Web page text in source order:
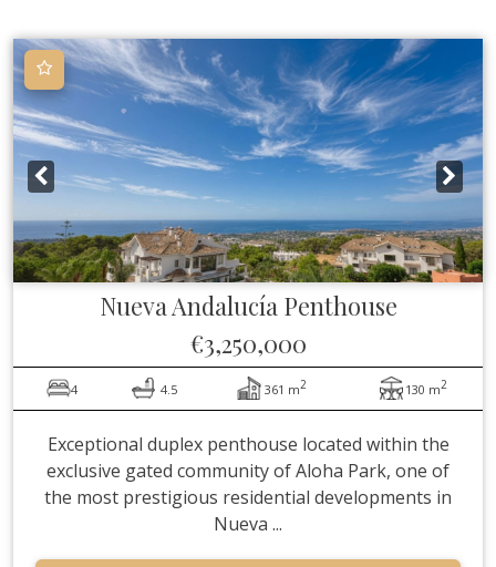
Nueva Andalucía Penthouse
€3,250,000
4 4.5 361 m2 130 m2
Exceptional duplex penthouse located within the
exclusive gated community of Aloha Park, one of
the most prestigious residential developments in
Nueva ...